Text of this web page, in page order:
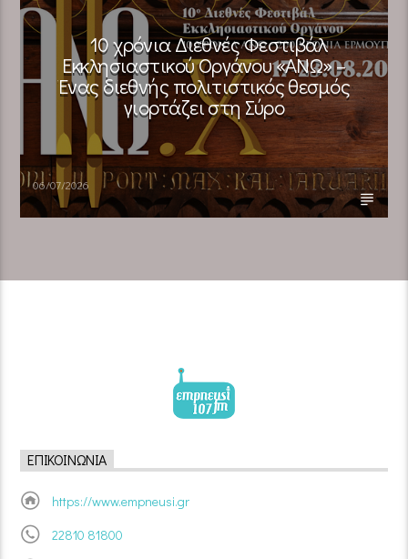
10 χρόνια Διεθνές Φεστιβάλ
Εκκλησιαστικού Οργάνου «ΑΝΩ» –
Ένας διεθνής πολιτιστικός θεσμός
γιορτάζει στη Σύρο​
06/07/2026
ΕΠΙΚΟΙΝΩΝΊΑ
https://www.empneusi.gr
22810 81800